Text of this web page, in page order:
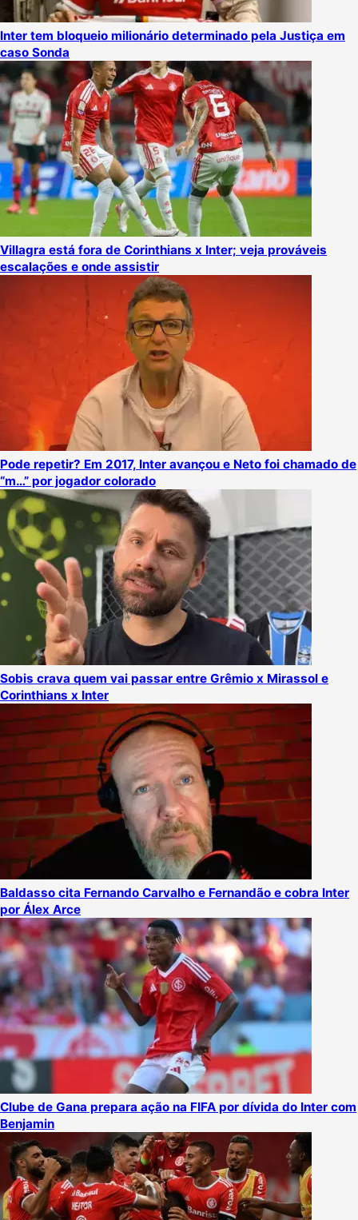
Inter tem bloqueio milionário determinado pela Justiça em
caso Sonda
Villagra está fora de Corinthians x Inter; veja prováveis
escalações e onde assistir
Pode repetir? Em 2017, Inter avançou e Neto foi chamado de
“m…” por jogador colorado
Sobis crava quem vai passar entre Grêmio x Mirassol e
Corinthians x Inter
Baldasso cita Fernando Carvalho e Fernandão e cobra Inter
por Álex Arce
Clube de Gana prepara ação na FIFA por dívida do Inter com
Benjamin